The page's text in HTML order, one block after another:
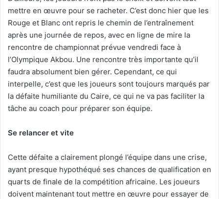
mettre en œuvre pour se racheter. C’est donc hier que les
Rouge et Blanc ont repris le chemin de l’entraînement
après une journée de repos, avec en ligne de mire la
rencontre de championnat prévue vendredi face à
l’Olympique Akbou. Une rencontre très importante qu’il
faudra absolument bien gérer. Cependant, ce qui
interpelle, c’est que les joueurs sont toujours marqués par
la défaite humiliante du Caire, ce qui ne va pas faciliter la
tâche au coach pour préparer son équipe.
Se relancer et vite
Cette défaite a clairement plongé l’équipe dans une crise,
ayant presque hypothéqué ses chances de qualification en
quarts de finale de la compétition africaine. Les joueurs
doivent maintenant tout mettre en œuvre pour essayer de